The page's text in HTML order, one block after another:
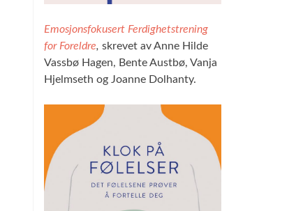
Emosjonsfokusert Ferdighetstrening
for Foreldre, skrevet av Anne Hilde
Vassbø Hagen, Bente Austbø, Vanja
Hjelmseth og Joanne Dolhanty.